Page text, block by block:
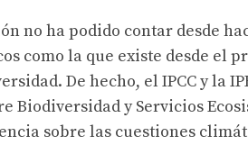
no ha podido contar desde
como la que existe desde el
De hecho, el IPCC y la
y Servicios
sobre las cuestiones